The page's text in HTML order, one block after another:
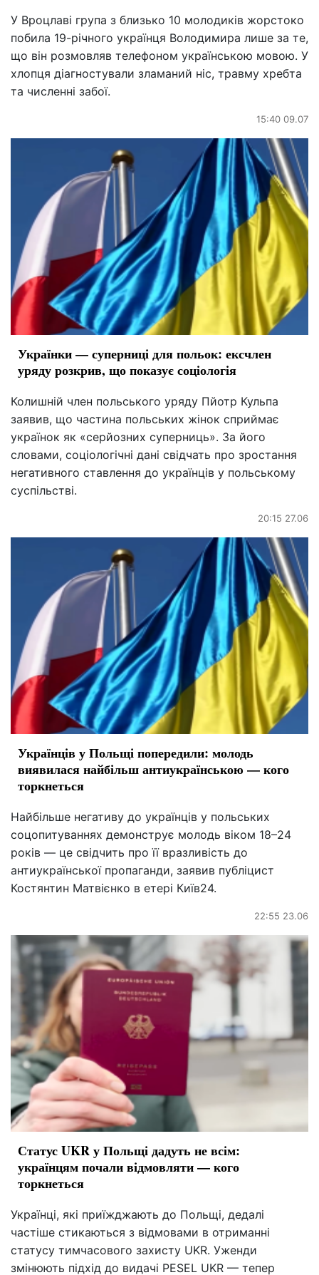
У Вроцлаві група з близько 10 молодиків жорстоко
побила 19-річного українця Володимира лише за те,
що він розмовляв телефоном українською мовою. У
хлопця діагностували зламаний ніс, травму хребта
та численні забої.
15:40 09.07
Українки — суперниці для польок: ексчлен
уряду розкрив, що показує соціологія
Колишній член польського уряду Пйотр Кульпа
заявив, що частина польських жінок сприймає
українок як «серйозних суперниць». За його
словами, соціологічні дані свідчать про зростання
негативного ставлення до українців у польському
суспільстві.
20:15 27.06
Українців у Польщі попередили: молодь
виявилася найбільш антиукраїнською — кого
торкнеться
Найбільше негативу до українців у польських
соцопитуваннях демонструє молодь віком 18–24
років — це свідчить про її вразливість до
антиукраїнської пропаганди, заявив публіцист
Костянтин Матвієнко в етері Київ24.
22:55 23.06
Статус UKR у Польщі дадуть не всім:
українцям почали відмовляти — кого
торкнеться
Українці, які приїжджають до Польщі, дедалі
частіше стикаються з відмовами в отриманні
статусу тимчасового захисту UKR. Уженди
змінюють підхід до видачі PESEL UKR — тепер